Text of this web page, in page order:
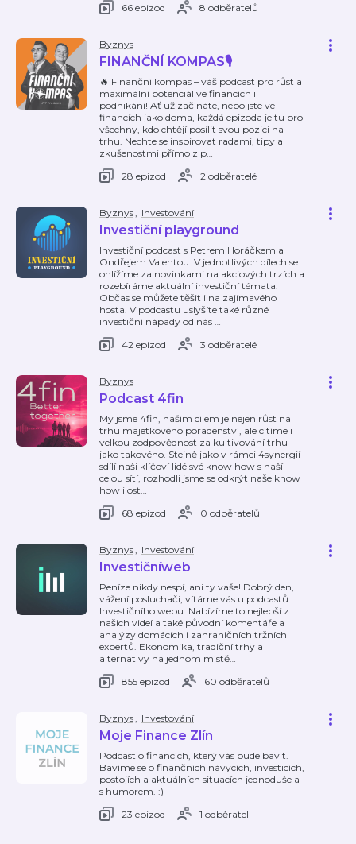
66 epizod
8 odběratelů
Byznys
FINANČNÍ KOMPAS🎙️
🔥 Finanční kompas – váš podcast pro růst a
maximální potenciál ve financích i
podnikání! Ať už začínáte, nebo jste ve
financích jako doma, každá epizoda je tu pro
všechny, kdo chtějí posílit svou pozici na
trhu. Nechte se inspirovat radami, tipy a
zkušenostmi přímo z p…
28 epizod
2 odběratelé
Byznys, Investování
Investiční playground
Investiční podcast s Petrem Horáčkem a
Ondřejem Valentou. V jednotlivých dílech se
ohlížíme za novinkami na akciových trzích a
rozebíráme aktuální investiční témata.
Občas se můžete těšit i na zajímavého
hosta. V podcastu uslyšíte také různé
investiční nápady od nás …
42 epizod
3 odběratelé
Byznys
Podcast 4fin
My jsme 4fin, naším cílem je nejen růst na
trhu majetkového poradenství, ale cítíme i
velkou zodpovědnost za kultivování trhu
jako takového. Stejně jako v rámci 4synergií
sdílí naši klíčoví lidé své know how s naší
celou sítí, rozhodli jsme se odkrýt naše know
how i ost…
68 epizod
0 odběratelů
Byznys, Investování
Investičníweb
Peníze nikdy nespí, ani ty vaše! Dobrý den,
vážení posluchači, vítáme vás u podcastů
Investičního webu. Nabízíme to nejlepší z
našich videí a také původní komentáře a
analýzy domácích i zahraničních tržních
expertů. Ekonomika, tradiční trhy a
alternativy na jednom místě…
855 epizod
60 odběratelů
Byznys, Investování
Moje Finance Zlín
Podcast o financích, který vás bude bavit.
Bavíme se o finančních návycích, investicích,
postojích a aktuálních situacích jednoduše a
s humorem. :)
23 epizod
1 odběratel